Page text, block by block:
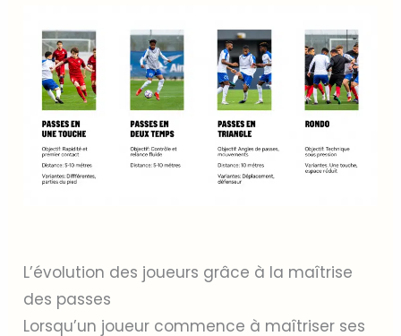
L’évolution des joueurs grâce à la maîtrise
des passes
Lorsqu’un joueur commence à maîtriser ses